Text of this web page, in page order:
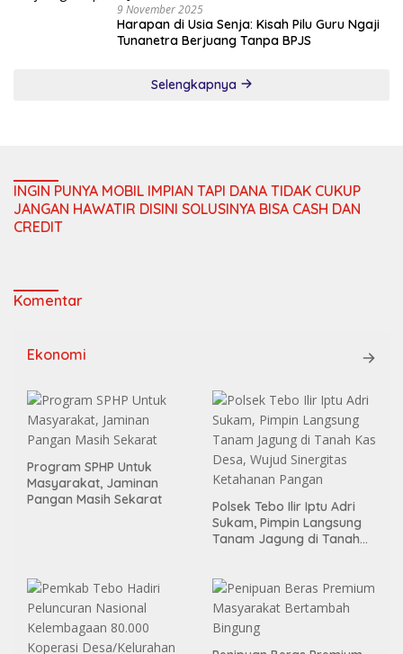
9 November 2025
Harapan di Usia Senja: Kisah Pilu Guru Ngaji
Tunanetra Berjuang Tanpa BPJS
Selengkapnya
INGIN PUNYA MOBIL IMPIAN TAPI DANA TIDAK CUKUP
JANGAN HAWATIR DISINI SOLUSINYA BISA CASH DAN
CREDIT
Komentar
Ekonomi
Program SPHP Untuk
Masyarakat, Jaminan
Pangan Masih Sekarat
Polsek Tebo Ilir Iptu Adri
Sukam, Pimpin Langsung
Tanam Jagung di Tanah